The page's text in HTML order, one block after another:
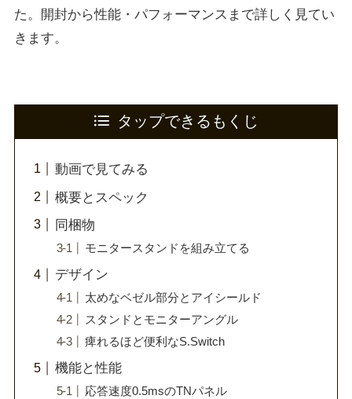
た。開封から性能・パフォーマンスまで詳しく見てい
きます。
タップできるもくじ
動画で見てみる
概要とスペック
同梱物
モニタースタンドを組み立てる
デザイン
太めなベゼル部分とアイシールド
スタンドとモニターアングル
痺れるほど便利なS.Switch
機能と性能
応答速度0.5msのTNパネル